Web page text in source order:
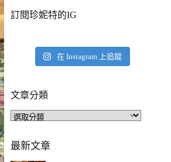
訂閱珍妮特的IG
在 Instagram 上追蹤
文章分類
文
分
類
最新文章